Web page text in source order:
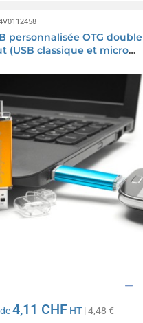
personnalisée OTG double
(USB classique et micro
4,11 CHF HT | 4,48 €